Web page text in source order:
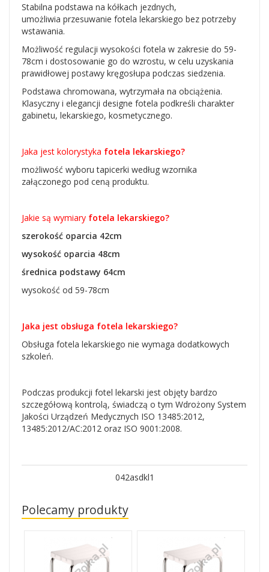
Stabilna podstawa na kółkach jezdnych,
umożliwia przesuwanie fotela lekarskiego bez potrzeby
wstawania.
Możliwość regulacji wysokości fotela w zakresie do 59-
78cm i dostosowanie go do wzrostu, w celu uzyskania
prawidłowej postawy kręgosłupa podczas siedzenia.
Podstawa chromowana, wytrzymała na obciążenia.
Klasyczny i elegancji designe fotela podkreśli charakter
gabinetu, lekarskiego, kosmetycznego.
Jaka jest kolorystyka fotela lekarskiego?
możliwość wyboru tapicerki według wzornika
załączonego pod ceną produktu.
Jakie są wymiary fotela lekarskiego?
szerokość oparcia 42cm
wysokość oparcia 48cm
średnica podstawy 64cm
wysokość od 59-78cm
Jaka jest obsługa fotela lekarskiego?
Obsługa fotela lekarskiego nie wymaga dodatkowych
szkoleń.
Podczas produkcji fotel lekarski jest objęty bardzo
szczegółową kontrolą, świadczą o tym Wdrożony System
Jakości Urządzeń Medycznych ISO 13485:2012,
13485:2012/AC:2012 oraz ISO 9001:2008.
042asdkl1
Polecamy produkty